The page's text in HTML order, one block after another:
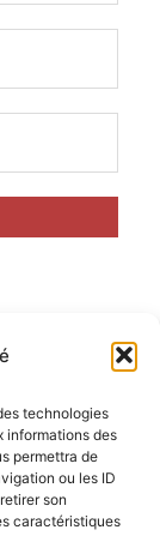
technologies
informations des
permettra de
ou les ID
son
caractéristiques